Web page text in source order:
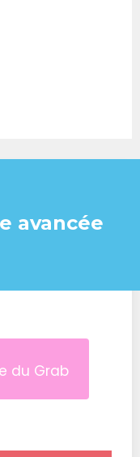
avancée
du Grab